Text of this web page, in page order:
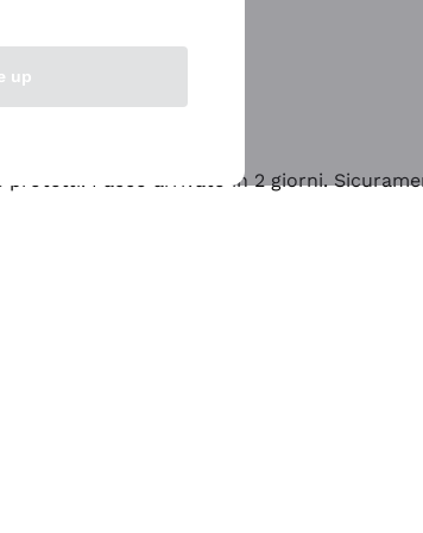
Pacco arrivato in 2 giorni.
up